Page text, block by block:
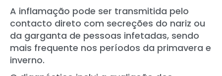
A inflamação pode ser transmitida pelo
contacto direto com secreções do nariz ou
da garganta de pessoas infetadas, sendo
mais frequente nos períodos da primavera e
inverno.